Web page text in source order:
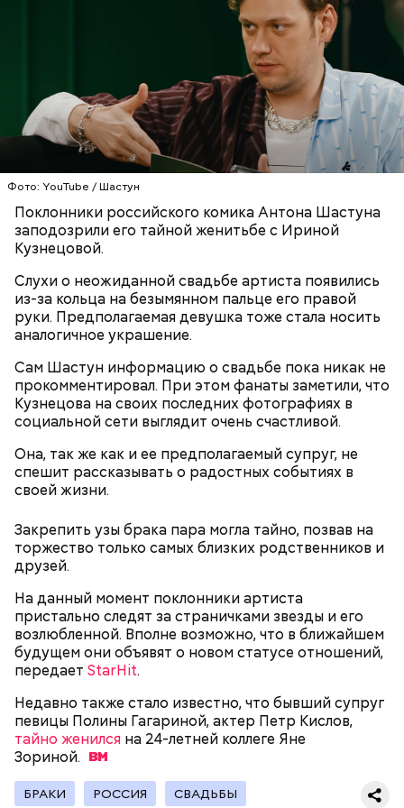
Фото: YouTube / Шастун
Поклонники российского комика Антона Шастуна
заподозрили его тайной женитьбе с Ириной
Кузнецовой.
Слухи о неожиданной свадьбе артиста появились
из-за кольца на безымянном пальце его правой
руки. Предполагаемая девушка тоже стала носить
аналогичное украшение.
Сам Шастун информацию о свадьбе пока никак не
прокомментировал. При этом фанаты заметили, что
Кузнецова на своих последних фотографиях в
социальной сети выглядит очень счастливой.
Она, так же как и ее предполагаемый супруг, не
спешит рассказывать о радостных событиях в
своей жизни.
Закрепить узы брака пара могла тайно, позвав на
торжество только самых близких родственников и
друзей.
На данный момент поклонники артиста
пристально следят за страничками звезды и его
возлюбленной. Вполне возможно, что в ближайшем
будущем они объявят о новом статусе отношений,
передает StarHit.
Недавно также стало известно, что бывший супруг
певицы Полины Гагариной, актер Петр Кислов,
тайно женился на 24-летней коллеге Яне
Зориной.
БРАКИ РОССИЯ СВАДЬБЫ
Диетолог Русакова рассказала,
— Бывает тушенка, в которой много сала и
добавок, — ее нежелательно есть. Если эта тушенка
— просто мясо или даже домашнего
может присутствовать в рационе, — подчеркнула
специалист.
По словам врача, тушенка полезнее колбасы,
потому что является отварным и герметично
упакованным продуктом. Однако если на упаковке
есть повреждения, то в таком случае даже
качественную тушенку брать не стоит. Она
непригодна для употребления и может стать
причиной развития ботулизма или других опасных
инфекций.
Если после вскрытия переложить тушенку в
другую посуду, она не будет портиться сутки или
двое, добавила Русакова. В противном случае при
вскрытии происходят процессы окисления, и
металлическая упаковка начинает оказывать
негативное влияние на мясо, заключила специалист.
— Затем достать подпекшийся до темного цвета
кожица стала мягкой. После необходимо снять эту
кожицу с овоща и нарезать. Далее готовые лук,
баклажан и кабачок разрезать пополам, а помидор
— на крупные дольки, — рассказал собеседник
«ВМ».
Для заправки нужно мелко нарезать чеснок и
смешать его с уксусом, оливковым маслом, сахаром
и нарезанной веточкой тархуна.
Диетолог Соломатина объяснила,
как без вреда для здоровья выйти
из Великого поста
— Из указанных мною объемов у вас должно
получиться три кулича среднего размера. Выпекать
их нужно при температуре 180 градусов около 40
минут.
Глазурь